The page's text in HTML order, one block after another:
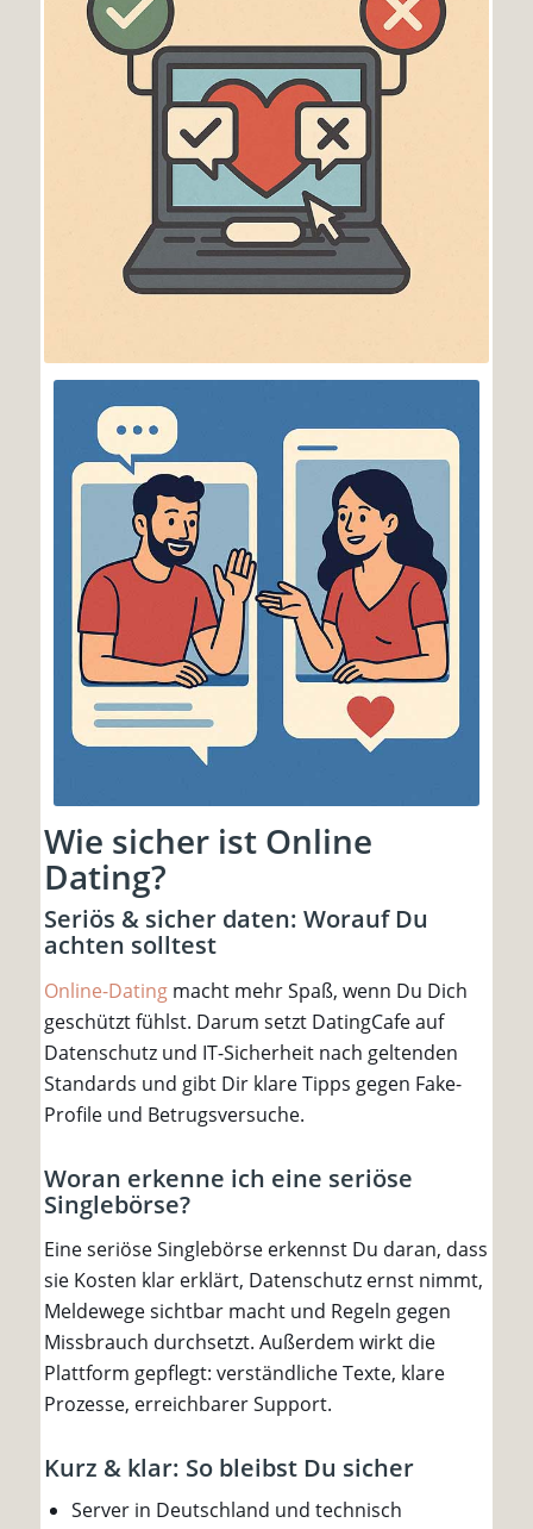
Wie sicher ist Online
Dating?
Seriös & sicher daten: Worauf Du
achten solltest
Online-Dating macht mehr Spaß, wenn Du Dich
geschützt fühlst. Darum setzt DatingCafe auf
Datenschutz und IT-Sicherheit nach geltenden
Standards und gibt Dir klare Tipps gegen Fake-
Profile und Betrugsversuche.
Woran erkenne ich eine seriöse
Singlebörse?
Eine seriöse Singlebörse erkennst Du daran, dass
sie Kosten klar erklärt, Datenschutz ernst nimmt,
Meldewege sichtbar macht und Regeln gegen
Missbrauch durchsetzt. Außerdem wirkt die
Plattform gepflegt: verständliche Texte, klare
Prozesse, erreichbarer Support.
Kurz & klar: So bleibst Du sicher
Server in Deutschland und technisch